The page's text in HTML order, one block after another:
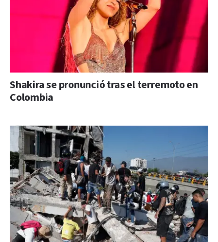
Shakira se pronunció tras el terremoto en
Colombia